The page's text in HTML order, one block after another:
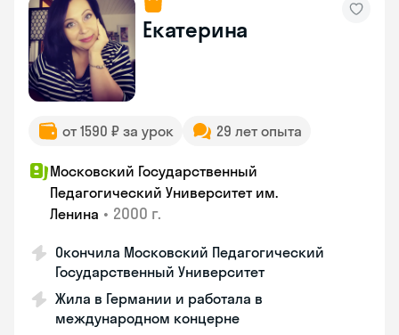
Екатерина
от 1590 ₽ за урок 29 лет опыта
Московский Государственный
Педагогический Университет им.
Ленина • 2000 г.
Окончила Московский Педагогический
Государственный Университет
Жила в Германии и работала в
международном концерне